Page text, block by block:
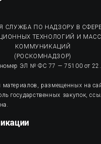
СЛУЖБА ПО НАДЗОРУ В
ТЕХНОЛОГИЙ И
КОММУНИКАЦИЙ
(РОСКОМНАДЗОР)
номер ЭЛ № ФС 77 — 75100 от
размещенных на
государственных закупок,